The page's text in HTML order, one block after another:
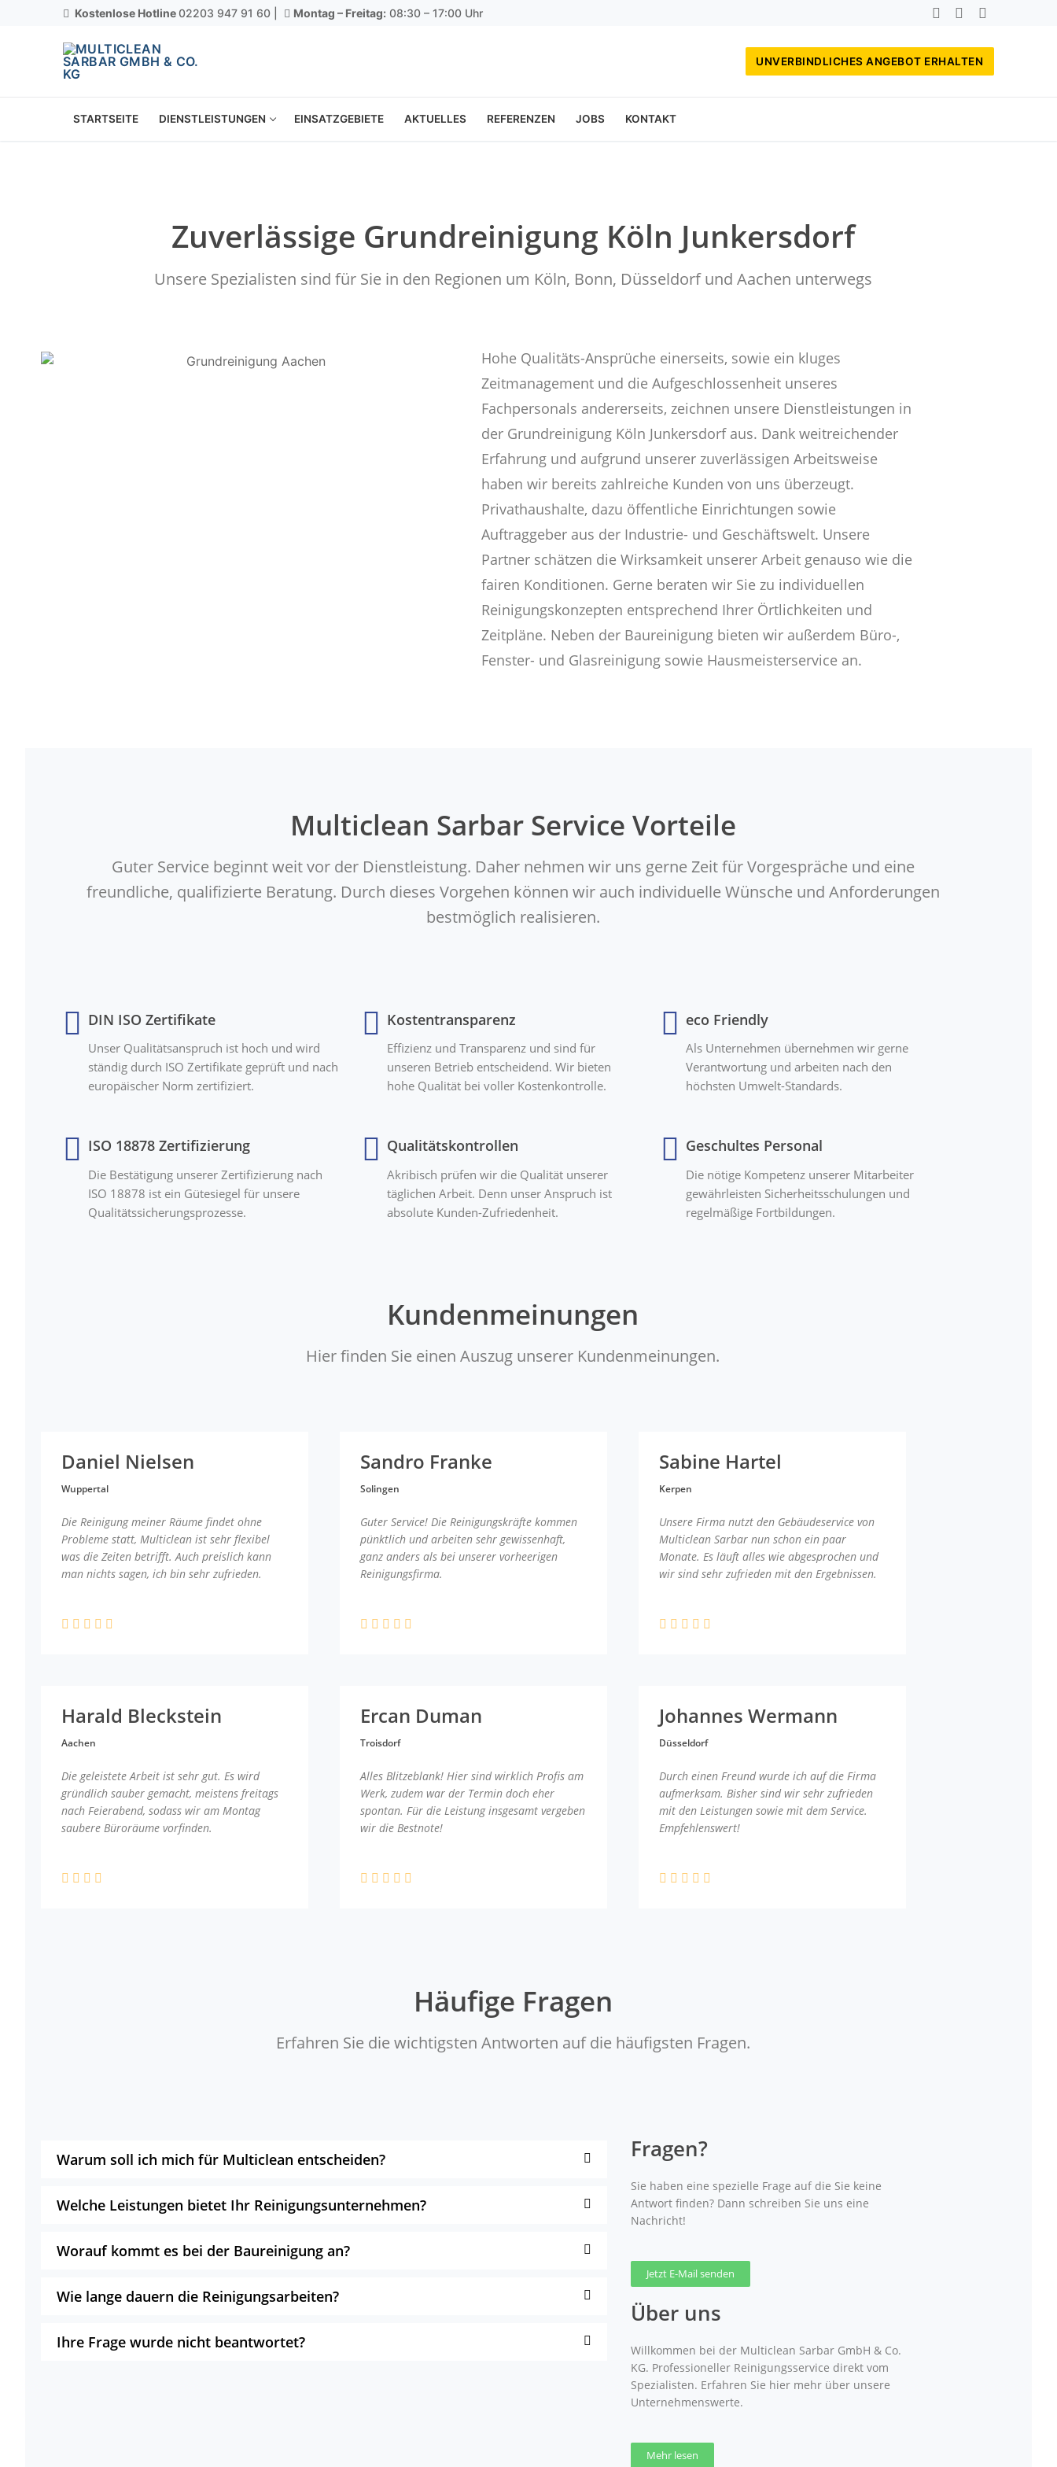
Kostenlose Hotline02203 947 91 60 | Montag – Freitag: 08:30 – 17:00 Uhr
UNVERBINDLICHES ANGEBOT ERHALTEN
STARTSEITE DIENSTLEISTUNGEN EINSATZGEBIETE AKTUELLES REFERENZEN JOBS KONTAKT
Zuverlässige Grundreinigung Köln Junkersdorf
Unsere Spezialisten sind für Sie in den Regionen um Köln, Bonn, Düsseldorf und Aachen unterwegs
Hohe Qualitäts-Ansprüche einerseits, sowie ein kluges
Zeitmanagement und die Aufgeschlossenheit unseres
Fachpersonals andererseits, zeichnen unsere Dienstleistungen in
der Grundreinigung Köln Junkersdorf aus. Dank weitreichender
Erfahrung und aufgrund unserer zuverlässigen Arbeitsweise
haben wir bereits zahlreiche Kunden von uns überzeugt.
Privathaushalte, dazu öffentliche Einrichtungen sowie
Auftraggeber aus der Industrie- und Geschäftswelt. Unsere
Partner schätzen die Wirksamkeit unserer Arbeit genauso wie die
fairen Konditionen. Gerne beraten wir Sie zu individuellen
Reinigungskonzepten entsprechend Ihrer Örtlichkeiten und
Zeitpläne. Neben der Baureinigung bieten wir außerdem Büro-,
Fenster- und Glasreinigung sowie Hausmeisterservice an.
Multiclean Sarbar Service Vorteile
Guter Service beginnt weit vor der Dienstleistung. Daher nehmen wir uns gerne Zeit für Vorgespräche und eine
freundliche, qualifizierte Beratung. Durch dieses Vorgehen können wir auch individuelle Wünsche und Anforderungen
bestmöglich realisieren.
DIN ISO Zertifikate
Unser Qualitätsanspruch ist hoch und wird
ständig durch ISO Zertifikate geprüft und nach
europäischer Norm zertifiziert.
ISO 18878 Zertifizierung
Die Bestätigung unserer Zertifizierung nach
ISO 18878 ist ein Gütesiegel für unsere
Qualitätssicherungsprozesse.
Kostentransparenz
Effizienz und Transparenz und sind für
unseren Betrieb entscheidend. Wir bieten
hohe Qualität bei voller Kostenkontrolle.
Qualitätskontrollen
Akribisch prüfen wir die Qualität unserer
täglichen Arbeit. Denn unser Anspruch ist
absolute Kunden-Zufriedenheit.
eco Friendly
Als Unternehmen übernehmen wir gerne
Verantwortung und arbeiten nach den
höchsten Umwelt-Standards.
Geschultes Personal
Die nötige Kompetenz unserer Mitarbeiter
gewährleisten Sicherheitsschulungen und
regelmäßige Fortbildungen.
Kundenmeinungen
Hier finden Sie einen Auszug unserer Kundenmeinungen.
Daniel Nielsen
Wuppertal
Die Reinigung meiner Räume findet ohne
Probleme statt, Multiclean ist sehr flexibel
was die Zeiten betrifft. Auch preislich kann
man nichts sagen, ich bin sehr zufrieden.
Sandro Franke
Solingen
Guter Service! Die Reinigungskräfte kommen
pünktlich und arbeiten sehr gewissenhaft,
ganz anders als bei unserer vorheerigen
Reinigungsfirma.
Sabine Hartel
Kerpen
Unsere Firma nutzt den Gebäudeservice von
Multiclean Sarbar nun schon ein paar
Monate. Es läuft alles wie abgesprochen und
wir sind sehr zufrieden mit den Ergebnissen.
Harald Bleckstein
Aachen
Die geleistete Arbeit ist sehr gut. Es wird
gründlich sauber gemacht, meistens freitags
nach Feierabend, sodass wir am Montag
saubere Büroräume vorfinden.
Ercan Duman
Troisdorf
Alles Blitzeblank! Hier sind wirklich Profis am
Werk, zudem war der Termin doch eher
spontan. Für die Leistung insgesamt vergeben
wir die Bestnote!
Johannes Wermann
Düsseldorf
Durch einen Freund wurde ich auf die Firma
aufmerksam. Bisher sind wir sehr zufrieden
mit den Leistungen sowie mit dem Service.
Empfehlenswert!
Häufige Fragen
Erfahren Sie die wichtigsten Antworten auf die häufigsten Fragen.
Warum soll ich mich für Multiclean entscheiden?
Welche Leistungen bietet Ihr Reinigungsunternehmen?
Worauf kommt es bei der Baureinigung an?
Wie lange dauern die Reinigungsarbeiten?
Ihre Frage wurde nicht beantwortet?
Fragen?
Sie haben eine spezielle Frage auf die Sie keine
Antwort finden? Dann schreiben Sie uns eine
Nachricht!
Jetzt E-Mail senden
Über uns
Willkommen bei der Multiclean Sarbar GmbH & Co.
KG. Professioneller Reinigungsservice direkt vom
Spezialisten. Erfahren Sie hier mehr über unsere
Unternehmenswerte.
Mehr lesen